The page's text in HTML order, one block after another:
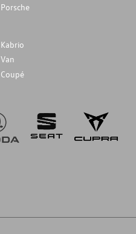
Porsche
Kabrio
Van
Coupé